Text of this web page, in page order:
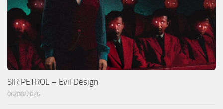
SIR PETROL – Evil Design
06/08/2026